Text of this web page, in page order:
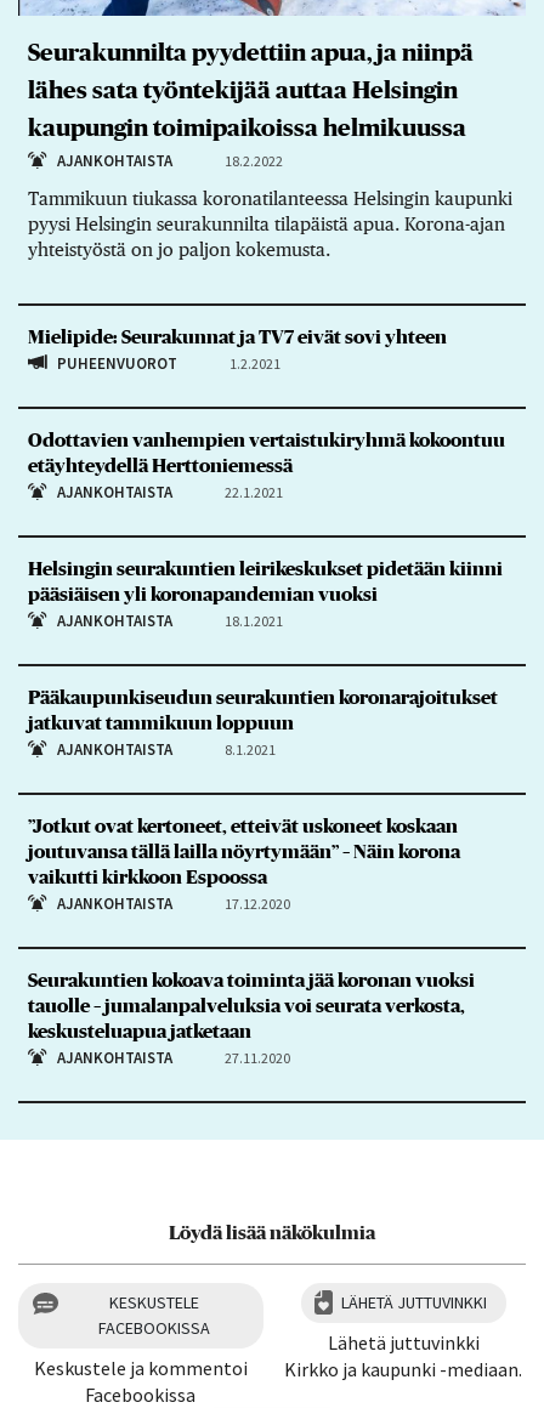
Seurakunnilta pyydettiin apua, ja niinpä
lähes sata työntekijää auttaa Helsingin
kaupungin toimipaikoissa helmikuussa
AJANKOHTAISTA 18.2.2022
Tammikuun tiukassa koronatilanteessa Helsingin kaupunki
pyysi Helsingin seurakunnilta tilapäistä apua. Korona-ajan
yhteistyöstä on jo paljon kokemusta.
Mielipide: Seurakunnat ja TV7 eivät sovi yhteen
PUHEENVUOROT 1.2.2021
Odottavien vanhempien vertaistukiryhmä kokoontuu
etäyhteydellä Herttoniemessä
AJANKOHTAISTA 22.1.2021
Helsingin seurakuntien leirikeskukset pidetään kiinni
pääsiäisen yli koronapandemian vuoksi
AJANKOHTAISTA 18.1.2021
Pääkaupunkiseudun seurakuntien koronarajoitukset
jatkuvat tammikuun loppuun
AJANKOHTAISTA 8.1.2021
”Jotkut ovat kertoneet, etteivät uskoneet koskaan
joutuvansa tällä lailla nöyrtymään” – Näin korona
vaikutti kirkkoon Espoossa
AJANKOHTAISTA 17.12.2020
Seurakuntien kokoava toiminta jää koronan vuoksi
tauolle – jumalanpalveluksia voi seurata verkosta,
keskusteluapua jatketaan
AJANKOHTAISTA 27.11.2020
Löydä lisää näkökulmia
KESKUSTELE
FACEBOOKISSA
Keskustele ja kommentoi
Facebookissa
LÄHETÄ JUTTUVINKKI
Lähetä juttuvinkki
Kirkko ja kaupunki -mediaan.